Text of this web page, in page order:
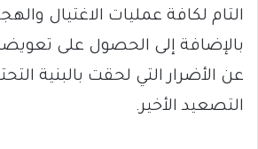
التام لكافة عمليات الاغتيال
بالإضافة إلى الحصول على
عن الأضرار التي لحقت بالبنية
التصعيد الأخير.